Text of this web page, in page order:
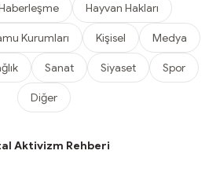
Hayvan Hakları
Kurumları Kişisel Medya
Sanat Siyaset Spor
Diğer
Aktivizm Rehberi